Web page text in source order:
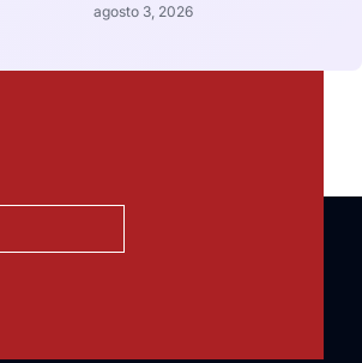
agosto 3, 2026